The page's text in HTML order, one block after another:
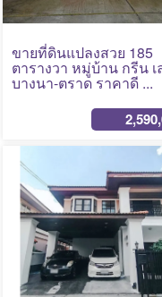
ขายที่ดินแปลงสวย 185
ตารางวา หมู่บ้าน กรีน เ
บางนา-ตราด ราคาดี ...
No Photo